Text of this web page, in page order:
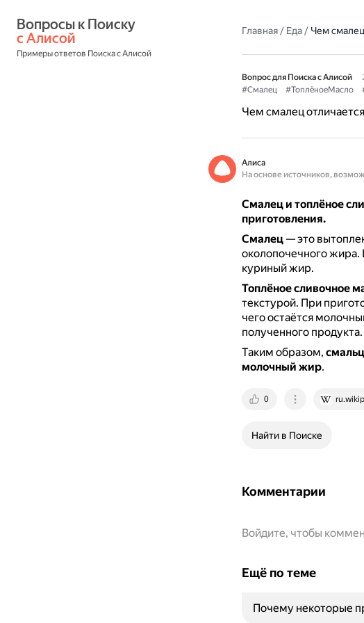
с Алисой
Примеры ответов Поиска с Алисой
Главная/ Еда/ Чем
Вопрос для Поиска с Алисой
#Смалец
#ТоплёноеМасло
Чем смалец
Алиса
На основе источников,
Смалец и топлёное
приготовления.
Смалец— это
околопочечного жира.
куриный жир.
Топлёное сливочное
текстурой. При
чего остаётся
полученного продукта.
Таким образом,
молочный жир.
0
Найти в Поиске
Комментарии
Войдите, чтобы
Ещё по теме
Почему некоторые